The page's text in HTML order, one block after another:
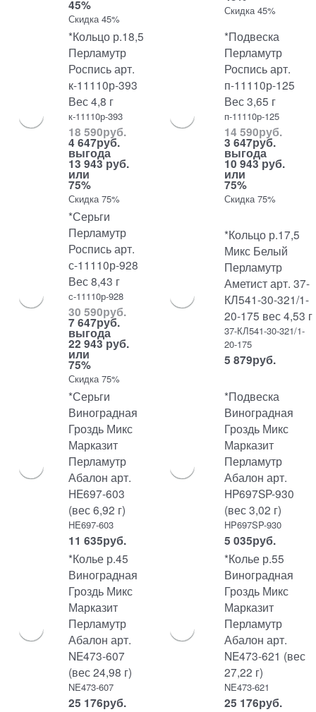
45%
Скидка 45%
Скидка 45%
*Кольцо р.18,5
Перламутр
Роспись арт.
к-11110р-393
Вес 4,8 г
к-11110р-393
18 590руб.
4 647руб.
выгода
13 943 руб.
или
75%
Скидка 75%
*Подвеска
Перламутр
Роспись арт.
п-11110р-125
Вес 3,65 г
п-11110р-125
14 590руб.
3 647руб.
выгода
10 943 руб.
или
75%
Скидка 75%
*Серьги
Перламутр
Роспись арт.
с-11110р-928
Вес 8,43 г
с-11110р-928
30 590руб.
7 647руб.
выгода
22 943 руб.
или
75%
Скидка 75%
*Кольцо р.17,5
Микс Белый
Перламутр
Аметист арт. 37-
КЛ541-30-321/1-
20-175 вес 4,53 г
37-КЛ541-30-321/1-
20-175
5 879руб.
*Серьги
Виноградная
Гроздь Микс
Марказит
Перламутр
Абалон арт.
HE697-603
(вес 6,92 г)
HE697-603
11 635руб.
*Подвеска
Виноградная
Гроздь Микс
Марказит
Перламутр
Абалон арт.
HP697SP-930
(вес 3,02 г)
HP697SP-930
5 035руб.
*Колье р.45
Виноградная
Гроздь Микс
Марказит
Перламутр
Абалон арт.
NE473-607
(вес 24,98 г)
NE473-607
25 176руб.
*Колье р.55
Виноградная
Гроздь Микс
Марказит
Перламутр
Абалон арт.
NE473-621 (вес
27,22 г)
NE473-621
25 176руб.